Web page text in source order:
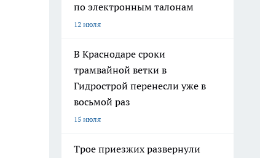
по электронным талонам
12 июля
В Краснодаре сроки
трамвайной ветки в
Гидрострой перенесли уже в
восьмой раз
15 июля
Трое приезжих развернули